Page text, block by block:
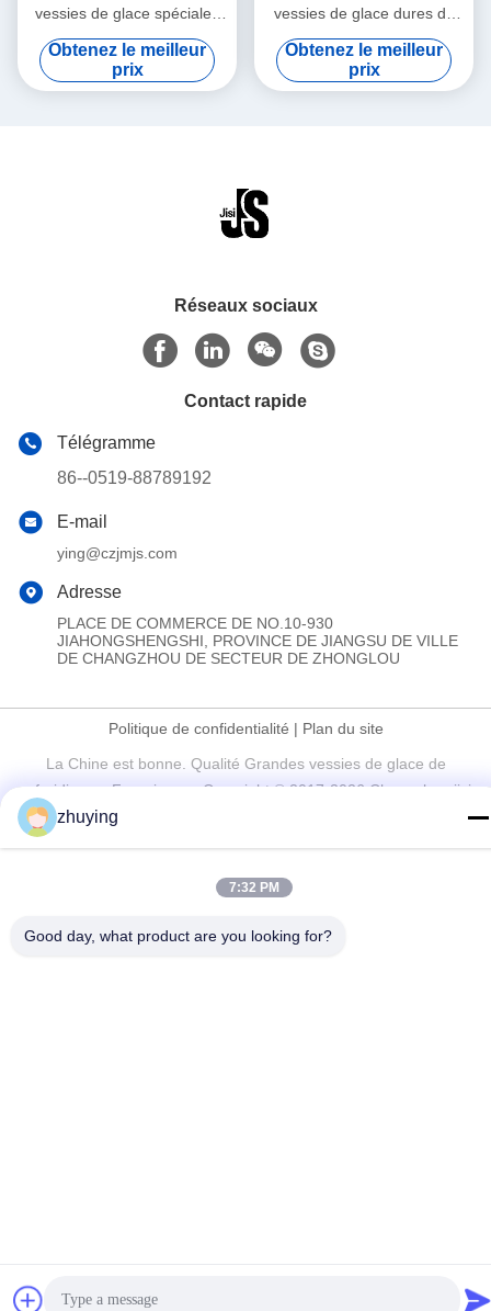
vessies de glace spéciales
rouges de forme de mini
pour la médecine
Obtenez le meilleur
prix
vessies de glace dures de
HDPE aucun bloc de glace
coloré disjoint de
congélateur pour le sac de
Obtenez le meilleur
prix
Réseaux sociaux
Contact rapide
Télégramme
86--0519-88789192
E-mail
ying@czjmjs.com
Adresse
PLACE DE COMMERCE DE NO.10-930
JIAHONGSHENGSHI, PROVINCE DE JIANGSU DE VILLE
DE CHANGZHOU DE SECTEUR DE ZHONGLOU
Politique de confidentialité | Plan du site
La Chine est bonne. Qualité Grandes vessies de glace de
refroidisseur Fournisseur. Copyright © 2017-2026 Changzhou jisi
cold chain technology Co.,ltd Tout. Les droits sont réservés.
zhuying
7:32 PM
Good day, what product are you looking for?